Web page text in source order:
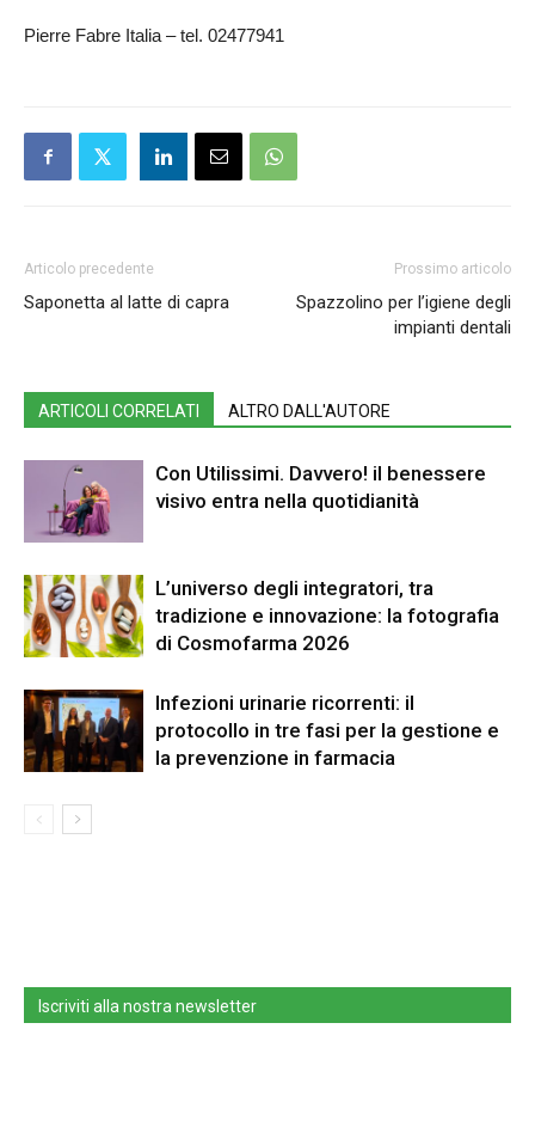
Pierre Fabre Italia – tel. 02477941
Articolo precedente
Saponetta al latte di capra
Prossimo articolo
Spazzolino per l’igiene degli
impianti dentali
ARTICOLI CORRELATI ALTRO DALL'AUTORE
Con Utilissimi. Davvero! il benessere
visivo entra nella quotidianità
L’universo degli integratori, tra
tradizione e innovazione: la fotografia
di Cosmofarma 2026
Infezioni urinarie ricorrenti: il
protocollo in tre fasi per la gestione e
la prevenzione in farmacia
Iscriviti alla nostra newsletter